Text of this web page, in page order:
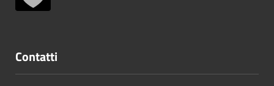
Contatti